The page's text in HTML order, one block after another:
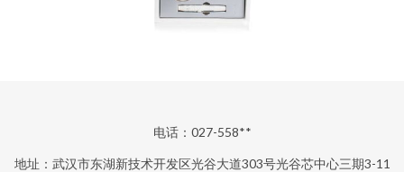
电话：027-558**
地址：武汉市东湖新技术开发区光谷大道303号光谷芯中心三期3-11